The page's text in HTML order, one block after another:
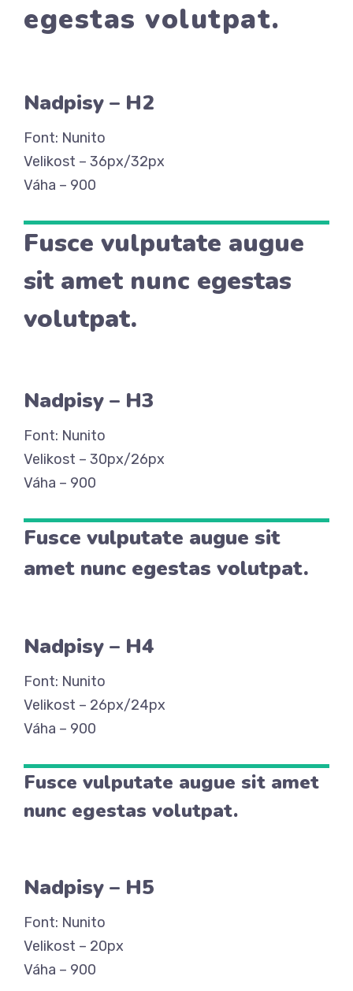
egestas volutpat.
Nadpisy – H2
Font: Nunito
Velikost – 36px/32px
Váha – 900
Fusce vulputate augue
sit amet nunc egestas
volutpat.
Nadpisy – H3
Font: Nunito
Velikost – 30px/26px
Váha – 900
Fusce vulputate augue sit
amet nunc egestas volutpat.
Nadpisy – H4
Font: Nunito
Velikost – 26px/24px
Váha – 900
Fusce vulputate augue sit amet
nunc egestas volutpat.
Nadpisy – H5
Font: Nunito
Velikost – 20px
Váha – 900